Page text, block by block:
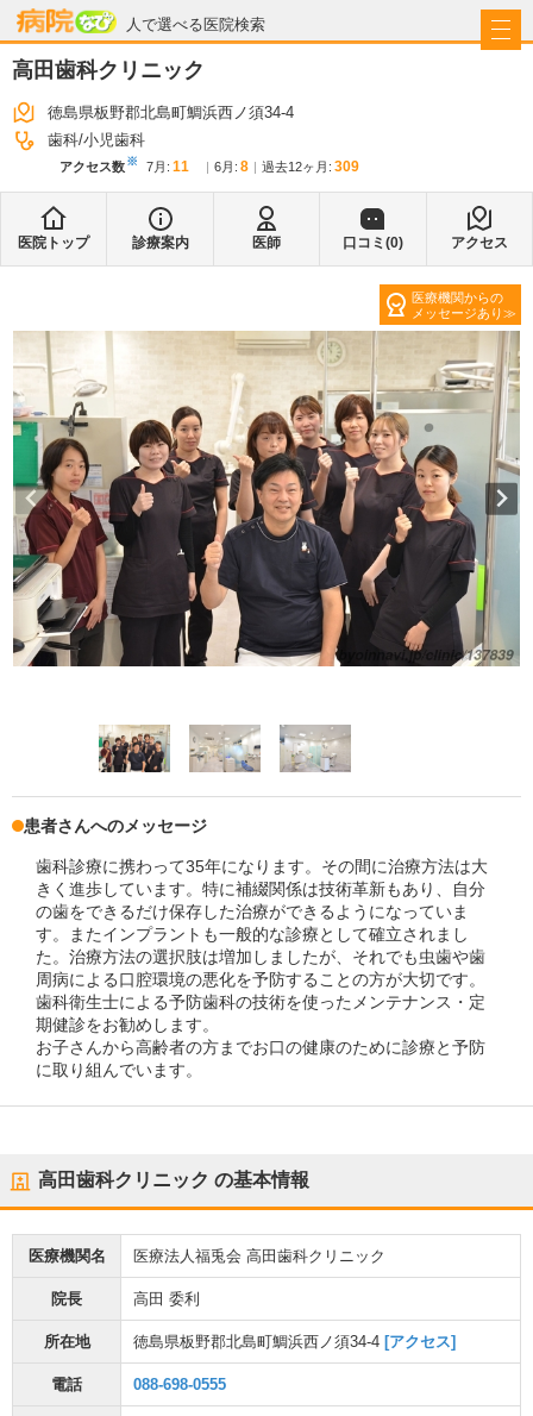
人で選べる医院検索
病院なび
高田歯科クリニック
徳島県板野郡北島町鯛浜西ノ須34-4
歯科 小児歯科
アクセス数※ 7月 : 11 6月 : 8 過去12ヶ月: 309
医院トップ 診療案内 医師 口コミ(0) アクセス
医療機関からの
メッセージあり
患者さんへのメッセージ
歯科診療に携わって35年になります。その間に治療方法は大
きく進歩しています。特に補綴関係は技術革新もあり、自分
の歯をできるだけ保存した治療ができるようになっていま
す。またインプラントも一般的な診療として確立されまし
た。治療方法の選択肢は増加しましたが、それでも虫歯や歯
周病による口腔環境の悪化を予防することの方が大切です。
歯科衛生士による予防歯科の技術を使ったメンテナンス・定
期健診をお勧めします。
お子さんから高齢者の方までお口の健康のために診療と予防
に取り組んでいます。
高田歯科クリニック の基本情報
医療機関名 医療法人福兎会 高田歯科クリニック
院長 高田 委利
所在地 徳島県板野郡北島町鯛浜西ノ須34-4 [アクセス]
電話 088-698-0555